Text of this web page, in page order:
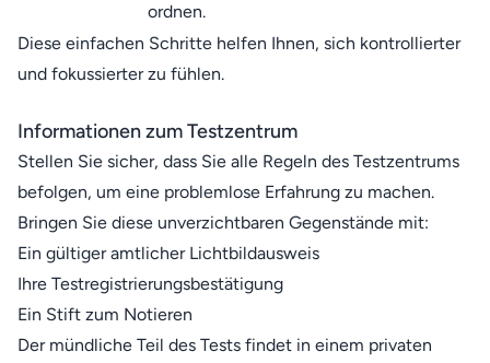
ordnen.
Diese einfachen Schritte helfen Ihnen, sich kontrollierter
und fokussierter zu fühlen.
Informationen zum Testzentrum
Stellen Sie sicher, dass Sie alle Regeln des Testzentrums
befolgen, um eine problemlose Erfahrung zu machen.
Bringen Sie diese unverzichtbaren Gegenstände mit:
Ein gültiger amtlicher Lichtbildausweis
Ihre Testregistrierungsbestätigung
Ein Stift zum Notieren
Der mündliche Teil des Tests findet in einem privaten